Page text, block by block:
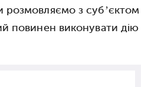
розмовляємо з суб’єктом
повинен виконувати дію